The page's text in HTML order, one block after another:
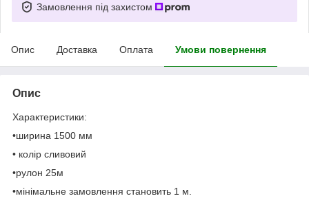
Замовлення під захистом
Опис Доставка Оплата Умови повернення
Опис
Характеристики:
•ширина 1500 мм
• колір сливовий
•рулон 25м
•мінімальне замовлення становить 1 м.